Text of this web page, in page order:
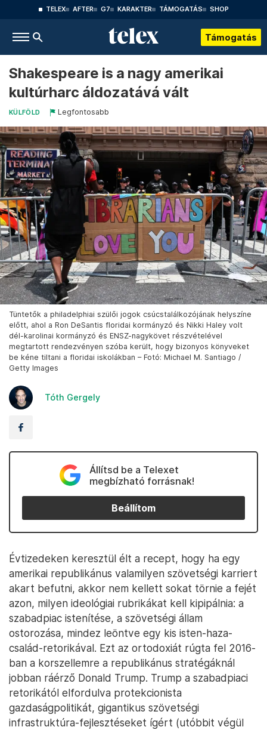
TELEX AFTER G7 KARAKTER TÁMOGATÁS SHOP
Támogatás
Shakespeare is a nagy amerikai
kultúrharc áldozatává vált
KÜLFÖLD Legfontosabb
Tüntetők a philadelphiai szülői jogok csúcstalálkozójának helyszíne
előtt, ahol a Ron DeSantis floridai kormányzó és Nikki Haley volt
dél-karolinai kormányzó és ENSZ-nagykövet részvételével
megtartott rendezvényen szóba került, hogy bizonyos könyveket
be kéne tiltani a floridai iskolákban – Fotó: Michael M. Santiago /
Getty Images
Tóth Gergely
Állítsd be a Telexet
megbízható forrásnak!
Beállítom
Évtizedeken keresztül élt a recept, hogy ha egy
amerikai republikánus valamilyen szövetségi karriert
akart befutni, akkor nem kellett sokat törnie a fejét
azon, milyen ideológiai rubrikákat kell kipipálnia: a
szabadpiac istenítése, a szövetségi állam
ostorozása, mindez leöntve egy kis isten-haza-
család-retorikával. Ezt az ortodoxiát rúgta fel 2016-
ban a korszellemre a republikánus stratégáknál
jobban ráérző Donald Trump. Trump a szabadpiaci
retorikától elfordulva protekcionista
gazdaságpolitikát, gigantikus szövetségi
infrastruktúra-fejlesztéseket ígért (utóbbit végül